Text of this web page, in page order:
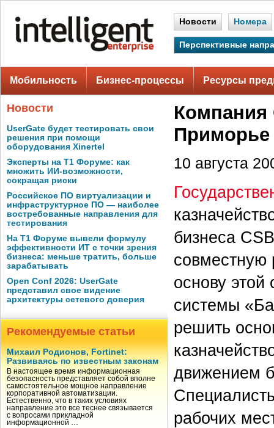
Новости Номера
Перспективные
Мобильность Бизнес-процессы Ресурсы
Новости
UserGate будет тестировать свои
решения при помощи
оборудования Xinertel
Эксперты на Т1 Форуме: как
множить ИИ-возможности,
сокращая риски
Российское ПО виртуализации и
инфраструктурное ПО — наиболее
востребованные направления для
тестирования
На Т1 Форуме вывели формулу
эффективности ИТ с точки зрения
бизнеса: меньше тратить, больше
зарабатывать
Open Conf 2026: UserGate
представил свое видение
архитектуры сетевого доверия
Рекомендуемые статьи
Михаил Родионов, Fortinet:
Развиваясь по известным законам
В настоящее время информационная
безопасность представляет собой вполне
самостоятельное мощное направление
корпоративной автоматизации.
Естественно, что в таких условиях
направление это все теснее связывается
с вопросами прикладной
информационной …
Компания
Приморье
10 августа
бизнеса
совместную
основу
системы
решить
движением
рабочих